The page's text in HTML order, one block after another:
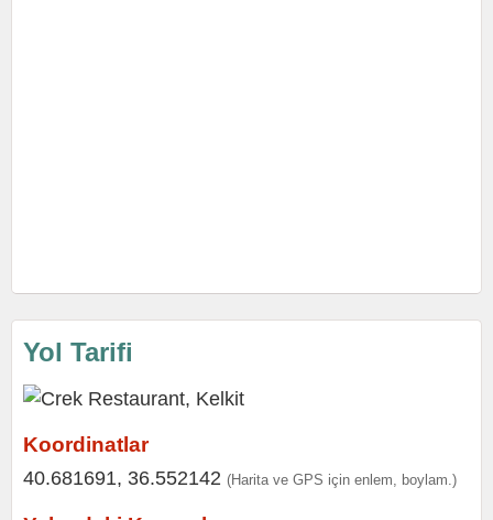
Yol Tarifi
Koordinatlar
40.681691, 36.552142 (Harita ve GPS için enlem, boylam.)